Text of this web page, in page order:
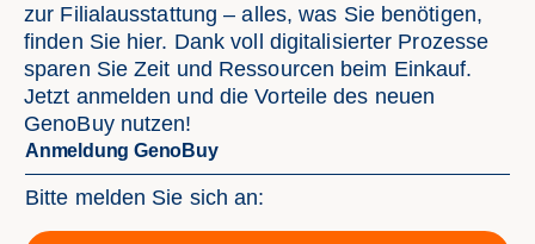
zur Filialausstattung – alles, was Sie benötigen,
finden Sie hier. Dank voll digitalisierter Prozesse
sparen Sie Zeit und Ressourcen beim Einkauf.
Jetzt anmelden und die Vorteile des neuen
GenoBuy nutzen!
Anmeldung GenoBuy
Bitte melden Sie sich an: